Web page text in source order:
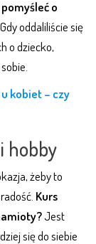
o
Gdy oddaliliście się
o dziecko,
kobiet – czy
hobby
żeby to
Kurs
Jest
się do siebie